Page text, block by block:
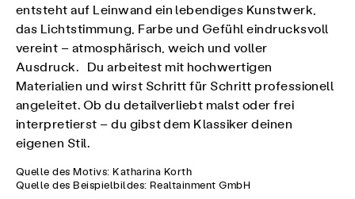
entsteht auf Leinwand ein lebendiges Kunstwerk,
das Lichtstimmung, Farbe und Gefühl eindrucksvoll
vereint – atmosphärisch, weich und voller
Ausdruck. Du arbeitest mit hochwertigen
Materialien und wirst Schritt für Schritt professionell
angeleitet. Ob du detailverliebt malst oder frei
interpretierst – du gibst dem Klassiker deinen
eigenen Stil.
Quelle des Motivs: Katharina Korth
Quelle des Beispielbildes: Realtainment GmbH